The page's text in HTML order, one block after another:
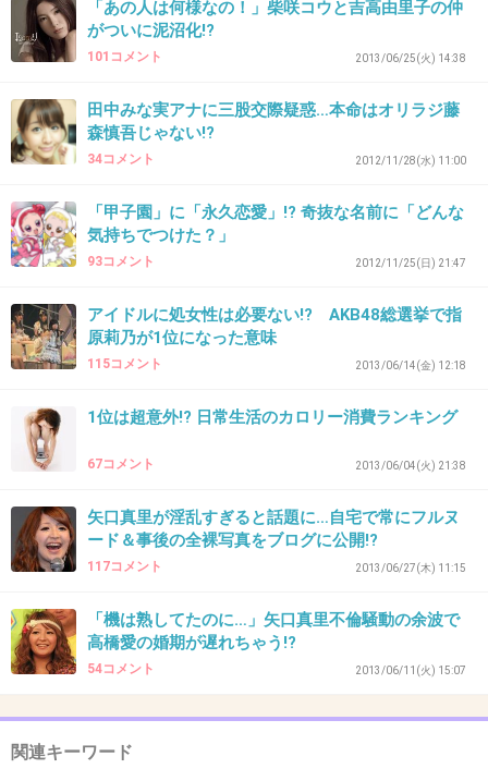
33. 匿名2013/05/10(金) 19:41:29
11ナイスw
+10 -0
34. 匿名2013/05/10(金) 19:45:41
雑誌も取材しなければ良いです。
35. 匿名2013/05/10(金) 19:47:12
芸能界に復帰しないでいいよ。子育てシッカリ
すればいいのに。
2013/05/10(金) 19:49:18
大きな事務所で10代から芸能人しかしてこなか
った人だから 普通の感覚とは違うんだろうね
スタッフに命令して視聴者騙せれれば また元の
女優に戻れると思ってるのかな
口角あげた口元ももう顔に張り付いてるみたい
「あの人は何様なの！」柴咲コウと吉高由里子の仲
がついに泥沼化!?
101コメント 2013/06/25(火) 14:38
田中みな実アナに三股交際疑惑…本命はオリラジ藤
森慎吾じゃない!?
34コメント 2012/11/28(水) 11:00
「甲子園」に「永久恋愛」!? 奇抜な名前に「どんな
気持ちでつけた？」
93コメント 2012/11/25(日) 21:47
アイドルに処女性は必要ない!? AKB48総選挙で指
原莉乃が1位になった意味
115コメント 2013/06/14(金) 12:18
1位は超意外!? 日常生活のカロリー消費ランキング
67コメント 2013/06/04(火) 21:38
矢口真里が淫乱すぎると話題に…自宅で常にフルヌ
ード＆事後の全裸写真をブログに公開!?
117コメント 2013/06/27(木) 11:15
「機は熟してたのに…」矢口真里不倫騒動の余波で
高橋愛の婚期が遅れちゃう!?
54コメント 2013/06/11(火) 15:07
関連キーワード